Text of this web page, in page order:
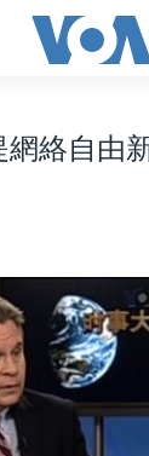
網絡自由